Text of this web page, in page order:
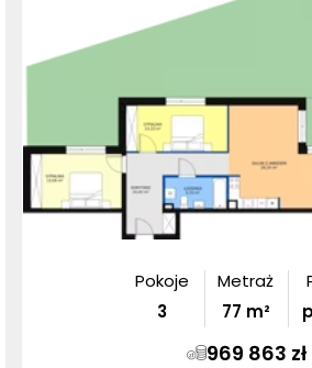
Pokoje
3
Metraż
77 m²
969 863 zł